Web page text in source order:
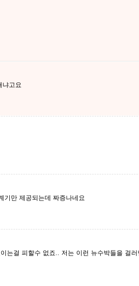
고요
기만 제공되는데 짜증나네요
는걸 피할수 없죠.. 저는 이런 뉴수박들을 걸